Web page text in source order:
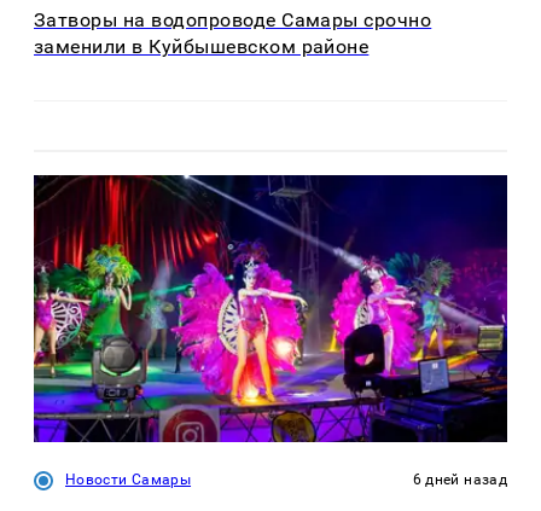
Затворы на водопроводе Самары срочно
заменили в Куйбышевском районе
Новости Самары 6 дней назад